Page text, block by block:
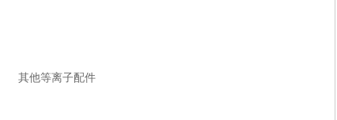
其他等离子配件